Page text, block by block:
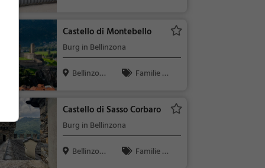
Castello di Montebello
Burg in Bellinzona
Bellinzon
Familie &
Castello di Sasso Corbaro
Burg in Bellinzona
Bellinzon
Familie &